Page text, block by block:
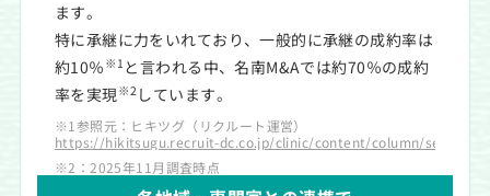
ます。
特に承継に力をいれており、一般的に承継の成約率は
約10％ ※1 と言われる中、名南M&Aでは約70％の成約
率を実現※2 しています。
※1参照元：ヒキツグ（リクルート運営）
https://hikitsugu.recruit-dc.co.jp/clinic/content/column/seller/14/
※2：2025年11月調査時点